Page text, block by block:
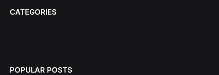
CATEGORIES
POPULAR POSTS